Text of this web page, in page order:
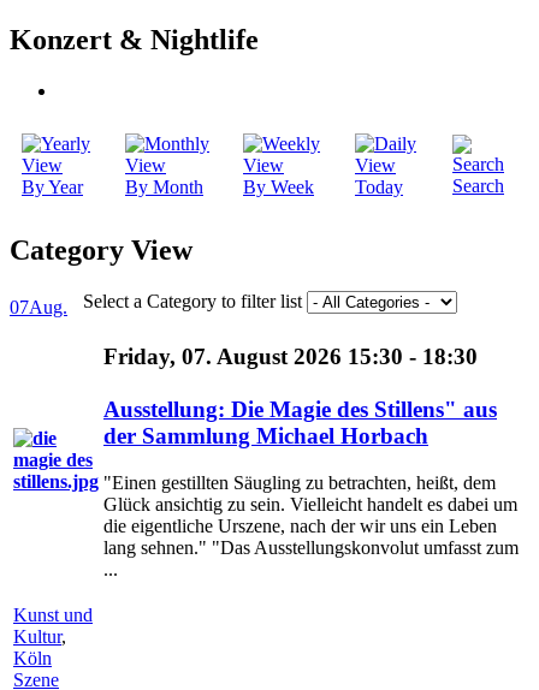
Konzert & Nightlife
By Year By Month By Week Today Search
Category View
Select a Category to filter list
07Aug.
Friday, 07. August 2026 15:30 - 18:30
Ausstellung: Die Magie des Stillens" aus
der Sammlung Michael Horbach
"Einen gestillten Säugling zu betrachten, heißt, dem
Glück ansichtig zu sein. Vielleicht handelt es dabei um
die eigentliche Urszene, nach der wir uns ein Leben
lang sehnen." "Das Ausstellungskonvolut umfasst zum
...
Kunst und
Kultur,
Köln
Szene